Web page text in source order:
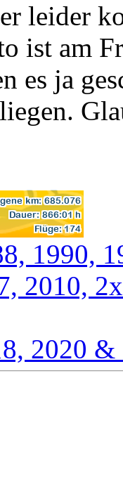
leider
ist am
es ja
1990,
2010,
2020 &